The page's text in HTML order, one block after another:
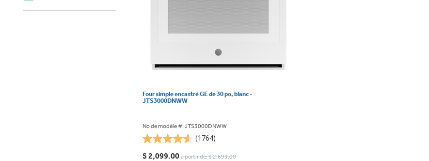
Four simple encastré GE de 30 po, blanc -
JTS3000DNWW
No de modèle #: JTS3000DNWW
(1764)
4.6
étoile(s)
$ 2,099.00 à partir de: $ 2,699.00